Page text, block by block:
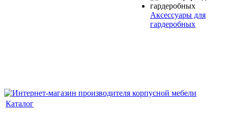
Аксессуары для
гардеробных
Каталог